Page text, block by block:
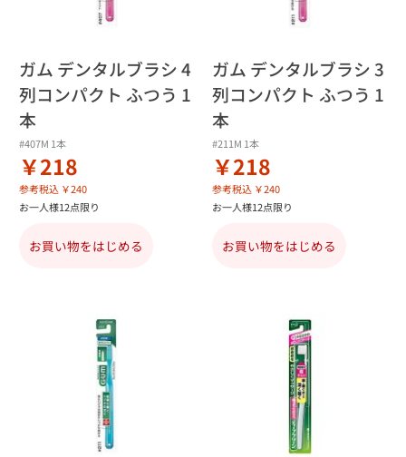
ガム デンタルブラシ 4
列コンパクト ふつう 1
本
#407M 1本
￥218
参考税込 ￥240
お一人様12点限り
お買い物をはじめる
ガム デンタルブラシ 3
列コンパクト ふつう 1
本
#211M 1本
￥218
参考税込 ￥240
お一人様12点限り
お買い物をはじめる